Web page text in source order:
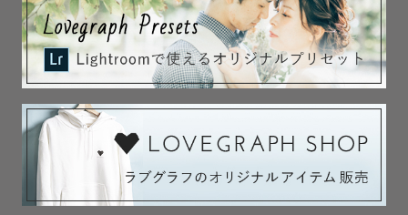
赤ちゃんが産まれてくる前のおふたりの姿、ご家族の姿、
丁寧に切り取らせて頂きます◎
◆お宮参り・七五三
スタジオアルバイトにて祝い着の掛け方、各年齢のお子様
の着付けを習得。
祝い着をかけるお手伝いはもちろん、元気いっぱいで着崩